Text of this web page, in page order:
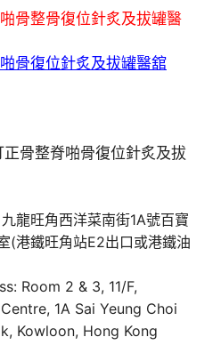
骨整骨復位針炙及拔罐醫
骨復位針炙及拔罐醫舘
龍旺角西洋菜南街1A號百寶
(港鐵旺角站E2出口或港鐵油
Room 2 & 3, 11/F,
1A Sai Yeung Choi
Kowloon, Hong Kong